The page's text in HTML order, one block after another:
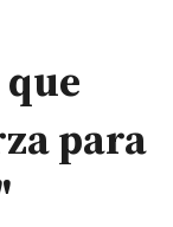
para